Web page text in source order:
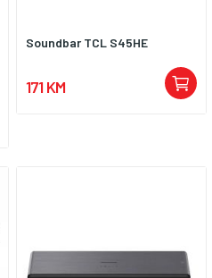
Soundbar TCL S45HE
171 KM